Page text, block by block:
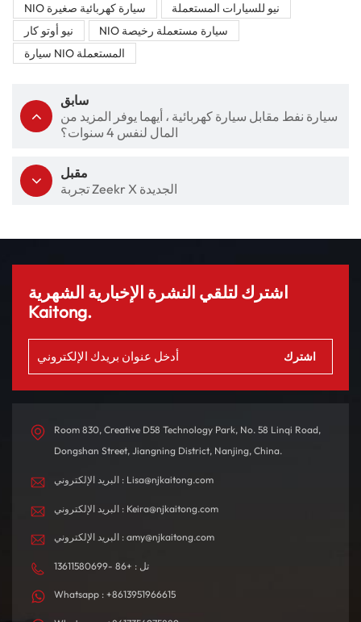
NIO سيارة كهربائية صغيرة
نيو للسيارات المستعملة
نيو أوتو كار
NIO سيارة مستعملة رخيصة
سيارة NIO المستعملة
سابق
سيارة نفط مقابل سيارة كهربائية ، أيهما يوفر المزيد من
المال لنفس 4 سنوات؟
مقبل
تجربة Zeekr X الجديدة
اشترك لتلقي النشرة الإخبارية الشهرية
Kaitong.
Room 830, Creative D58 Technology Park, No. 58 Linqi Road,
Dongshan Street, Jiangning District, Nanjing, China.
البريد الإلكتروني : Lisa@njkaitong.com
البريد الإلكتروني : Keira@njkaitong.com
البريد الإلكتروني : amy@njkaitong.com
تل : +86 -13611580699
Whatsapp : +8613951966615